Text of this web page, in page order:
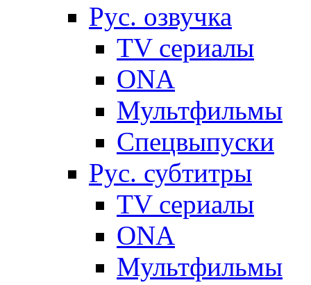
Рус. озвучка
TV сериалы
ONA
Мультфильмы
Спецвыпуски
Рус. субтитры
TV сериалы
ONA
Мультфильмы